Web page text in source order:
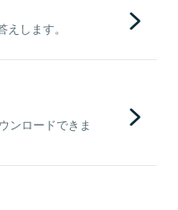
します。
ンロードできま